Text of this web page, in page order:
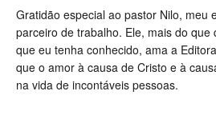
Gratidão especial ao pastor Nilo, meu
parceiro de trabalho. Ele, mais do que
que eu tenha conhecido, ama a
que o amor à causa de Cristo e à
na vida de incontáveis pessoas.